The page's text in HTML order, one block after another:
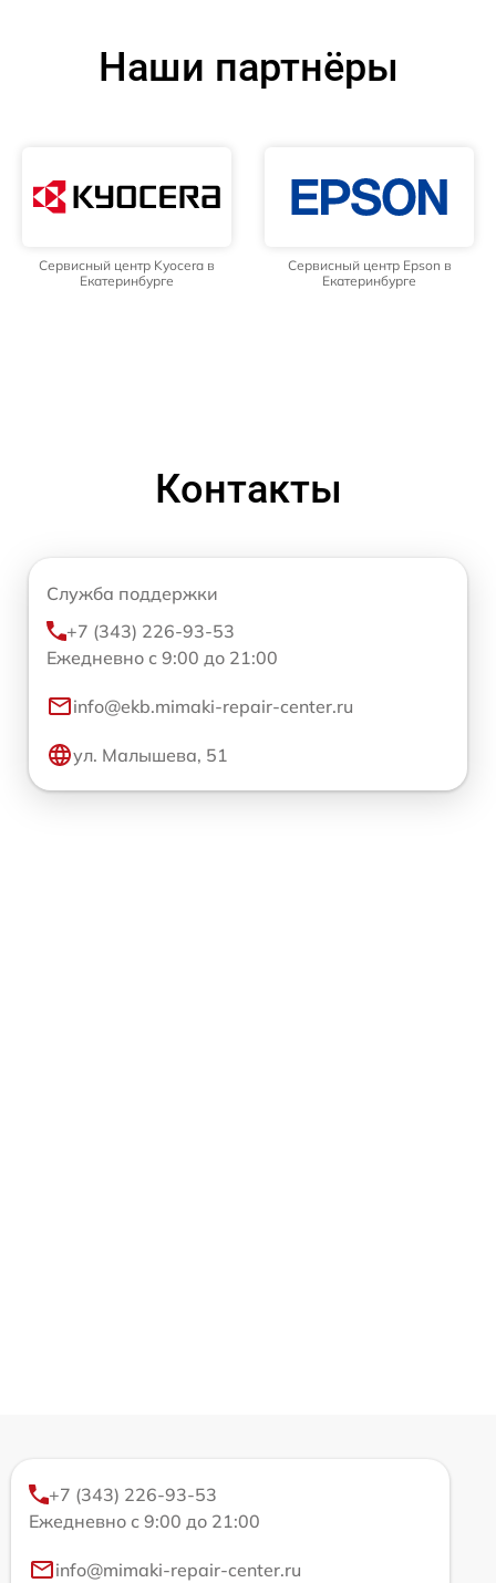
Наши партнёры
Сервисный центр Kyocera в
Екатеринбурге
Сервисный центр Epson в
Екатеринбурге
Контакты
Служба поддержки
+7 (343) 226-93-53
Ежедневно с 9:00 до 21:00
info@ekb.mimaki-repair-center.ru
ул. Малышева, 51
+7 (343) 226-93-53
Ежедневно с 9:00 до 21:00
info@mimaki-repair-center.ru